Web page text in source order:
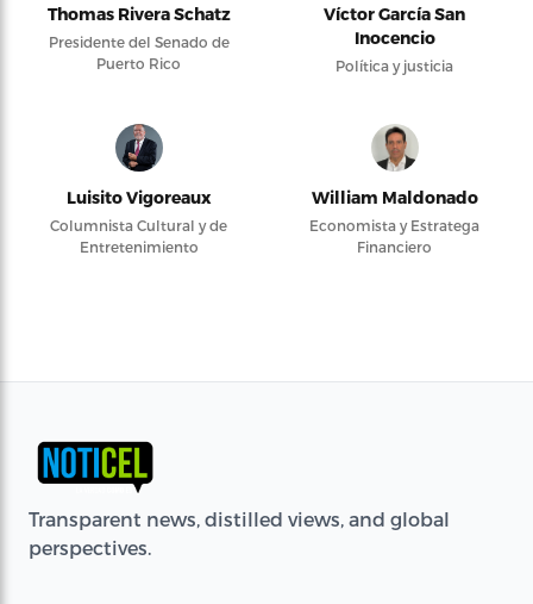
Thomas Rivera Schatz
Presidente del Senado de
Puerto Rico
Víctor García San
Inocencio
Política y justicia
Luisito Vigoreaux
Columnista Cultural y de
Entretenimiento
William Maldonado
Economista y Estratega
Financiero
Transparent news, distilled views, and global
perspectives.